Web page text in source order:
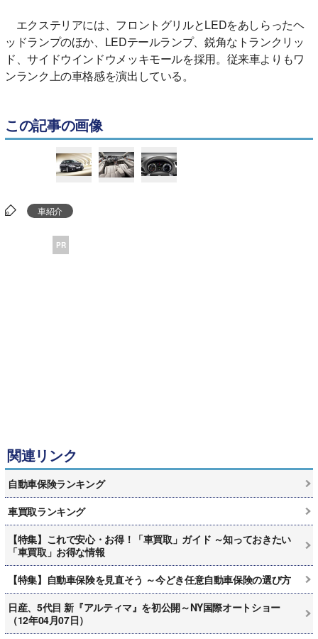
エクステリアには、フロントグリルとLEDをあしらったヘ
ッドランプのほか、LEDテールランプ、鋭角なトランクリッ
ド、サイドウインドウメッキモールを採用。従来車よりもワ
ンランク上の車格感を演出している。
この記事の画像
車紹介
PR
関連リンク
自動車保険ランキング
車買取ランキング
【特集】これで安心・お得！「車買取」ガイド ～知っておきたい
「車買取」お得な情報
【特集】自動車保険を見直そう ～今どき任意自動車保険の選び方
日産、5代目 新『アルティマ』を初公開～NY国際オートショー
（12年04月07日）